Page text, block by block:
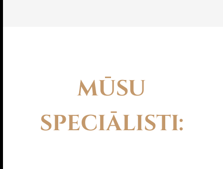
MŪSU
SPECIĀLISTI: